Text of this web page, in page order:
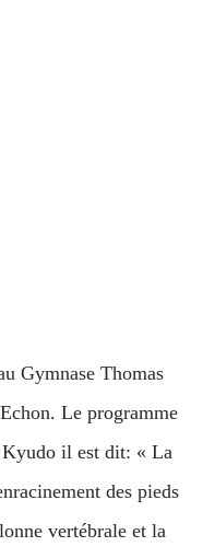
Gymnase Thomas
Le programme
Kyudo il est dit: « La
des pieds
vertébrale et la